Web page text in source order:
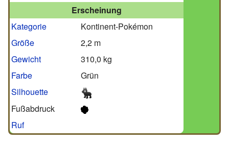
Erscheinung
Kategorie
Kontinent-Pokémon
Größe
2,2 m
Gewicht
310,0 kg
Farbe
Grün
Silhouette
Fußabdruck
Ruf